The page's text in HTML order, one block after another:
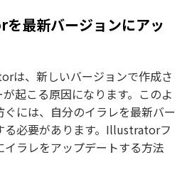
最新バージョンにアッ
は、新しいバージョンで作成さ
起こる原因になります。このよ
には、自分のイラレを最新バー
る必要があります。Illustratorフ
ラレをアップデートする方法